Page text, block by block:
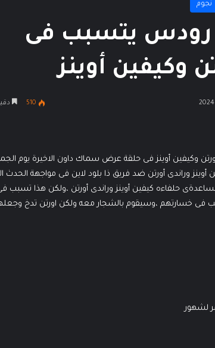
نجوم
رودس يتسبب فى
وكيفين أوينز
510
وكيفين أوينز فى حلقة عرض سماك داون الاخيرة يوم
وراندى أورتن ضد فريق ذا بلود لاين فى مواجهة الحدث
حلفاءه كيفين أوينز وراندى أورتن ،ولكن هذا تسبب
فى خسارتهم ،وسيقوم بالشجار معه ولكن اورتن تدخ
لشهور